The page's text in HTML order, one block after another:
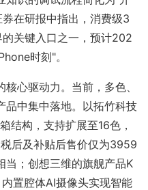
在研报中指出，消费级3
关键入口之一，预计202
时刻"。
心驱动力。当前，多色、
品中集中落地。以拓竹科技
结构，支持扩展至16色，
后及补贴后售价仅为3959
当；创想三维的旗舰产品K
置腔体AI摄像头实现智能